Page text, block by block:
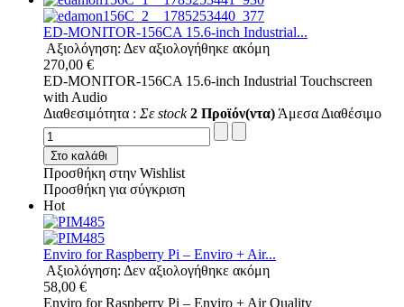
ED-MONITOR-156CA 15.6-inch Industrial...
Αξιολόγηση: Δεν αξιολογήθηκε ακόμη
270,00 €
ED-MONITOR-156CA 15.6-inch Industrial Touchscreen
with Audio
Διαθεσιμότητα : Σε stock 2 Προϊόν(ντα) Άμεσα Διαθέσιμο
Στο καλάθι
Προσθήκη στην Wishlist
Προσθήκη για σύγκριση
Hot
Enviro for Raspberry Pi – Enviro + Air...
Αξιολόγηση: Δεν αξιολογήθηκε ακόμη
58,00 €
Enviro for Raspberry Pi – Enviro + Air Quality